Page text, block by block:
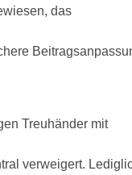
das
Treuhänder mit
verweigert.